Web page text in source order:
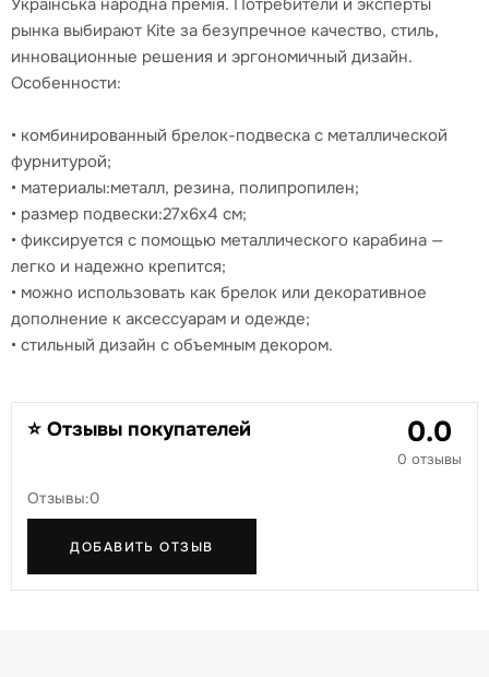
Українська народна премія. Потребители и эксперты
рынка выбирают Kite за безупречное качество, стиль,
инновационные решения и эргономичный дизайн.
Особенности:
• комбинированный брелок-подвеска с металлической
фурнитурой;
• материалы:металл, резина, полипропилен;
• размер подвески:27x6x4 см;
• фиксируется с помощью металлического карабина —
легко и надежно крепится;
• можно использовать как брелок или декоративное
дополнение к аксессуарам и одежде;
• стильный дизайн с объемным декором.
⭐ Отзывы покупателей 0.0
0 отзывы
Отзывы:0
ДОБАВИТЬ ОТЗЫВ